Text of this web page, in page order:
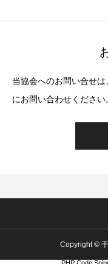
当協会へのお問い合せ
にお問い合わせください
Copyright ©